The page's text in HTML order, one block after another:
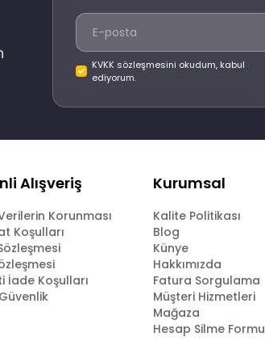
KVKK sözleşmesini okudum, kabul
ediyorum.
Alışveriş
Korunması
Koşulları
İade Koşulları
Kurumsal
Kalite Politikası
Blog
Künye
Hakkımızda
Fatura Sorgulama
Müşteri Hizmetleri
Mağaza
Hesap Silme Formu